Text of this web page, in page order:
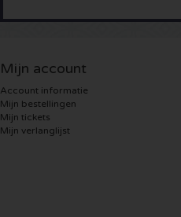
Mijn account
Account informatie
Mijn bestellingen
Mijn tickets
Mijn verlanglijst